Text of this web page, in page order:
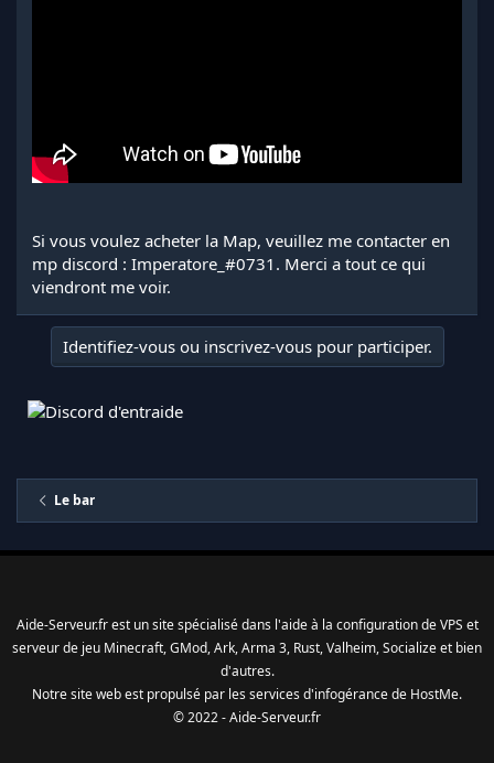
Si vous voulez acheter la Map, veuillez me contacter en
mp discord : Imperatore_#0731. Merci a tout ce qui
viendront me voir.
Identifiez-vous ou inscrivez-vous pour participer.
Le bar
Aide-Serveur.fr est un site spécialisé dans l'aide à la configuration de VPS et
serveur de jeu Minecraft, GMod, Ark, Arma 3, Rust, Valheim, Socialize et bien
d'autres.
Notre site web est propulsé par les services d'infogérancede HostMe.
© 2022 - Aide-Serveur.fr